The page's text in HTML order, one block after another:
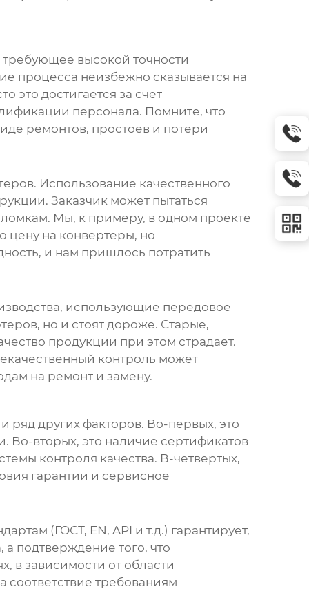
высокой точности
процесса неизбежно сказывается на
это достигается за счет
персонала. Помните, что
ремонтов, простоев и потери
. Использование качественного
Заказчик может пытаться
Мы, к примеру, в одном проекте
цену на конвертеры, но
и нам пришлось потратить
использующие передовое
, но и стоят дороже. Старые,
продукции при этом страдает.
контроль может
на ремонт и замену.
ряд других факторов. Во-первых, это
Во-вторых, это наличие сертификатов
контроля качества. В-четвертых,
гарантии и сервисное
(ГОСТ, EN, API и т.д.) гарантирует,
а подтверждение того, что
в зависимости от области
требованиям